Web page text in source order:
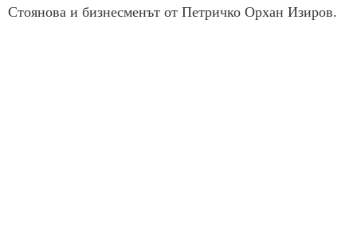
Стоянова и бизнесменът от Петричко Орхан Изиров.